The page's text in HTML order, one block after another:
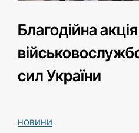
Благодійна
сил України
НОВИНИ